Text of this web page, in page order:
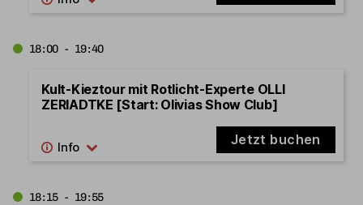
18:00 - 19:40
Kult-Kieztour mit Rotlicht-Experte OLLI
ZERIADTKE [Start: Olivias Show Club]
Jetzt buchen
18:15 - 19:55